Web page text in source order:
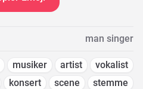
man singer
musiker artist
vokalist
konsert scene stemme